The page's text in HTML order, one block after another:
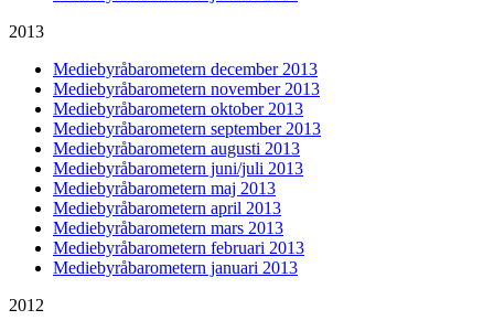
2013
Mediebyråbarometern december 2013
Mediebyråbarometern november 2013
Mediebyråbarometern oktober 2013
Mediebyråbarometern september 2013
Mediebyråbarometern augusti 2013
Mediebyråbarometern juni/juli 2013
Mediebyråbarometern maj 2013
Mediebyråbarometern april 2013
Mediebyråbarometern mars 2013
Mediebyråbarometern februari 2013
Mediebyråbarometern januari 2013
2012